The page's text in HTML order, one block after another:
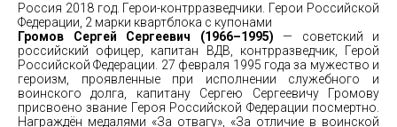
Россия 2018 год. Герои-контрразведчики. Герои Российской
Федерации, 2 марки квартблока с купонами
Громов Сергей Сергеевич (1966–1995) — советский и
российский офицер, капитан ВДВ, контрразведчик, Герой
Российской Федерации. 27 февраля 1995 года за мужество и
героизм, проявленные при исполнении служебного и
воинского долга, капитану Сергею Сергеевичу Громову
присвоено звание Героя Российской Федерации посмертно.
Награждён медалями «За отвагу», «За отличие в воинской